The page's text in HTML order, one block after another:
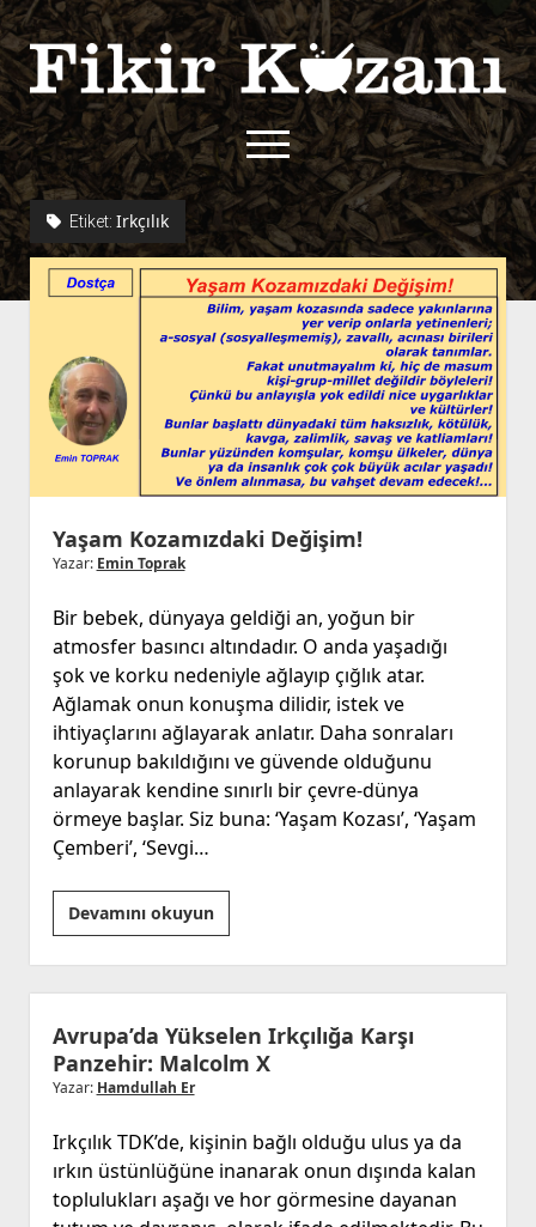
Fikir
Kazanı
menüyü
aç
twitterfacebook
rss
Hakkımızda
açılır
menüyü
aç
Kullanım Koşulları
Gizlilik Politikası
Çerez Politikası
İletişim
Kurallar
Başvuru
Etiket: Irkçılık
Yaşam Kozamızdaki Değişim!
Yazar: Emin Toprak
Bir bebek, dünyaya geldiği an, yoğun bir
atmosfer basıncı altındadır. O anda yaşadığı
şok ve korku nedeniyle ağlayıp çığlık atar.
Ağlamak onun konuşma dilidir, istek ve
ihtiyaçlarını ağlayarak anlatır. Daha sonraları
korunup bakıldığını ve güvende olduğunu
anlayarak kendine sınırlı bir çevre-dünya
örmeye başlar. Siz buna: ‘Yaşam Kozası’, ‘Yaşam
Çemberi’, ‘Sevgi…
Devamını okuyunYaşam
Kozamızdaki
Değişim!
Avrupa’da Yükselen Irkçılığa Karşı
Panzehir: Malcolm X
Yazar: Hamdullah Er
Irkçılık TDK’de, kişinin bağlı olduğu ulus ya da
ırkın üstünlüğüne inanarak onun dışında kalan
toplulukları aşağı ve hor görmesine dayanan